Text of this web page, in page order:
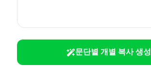
문단별 개별 복사 생성